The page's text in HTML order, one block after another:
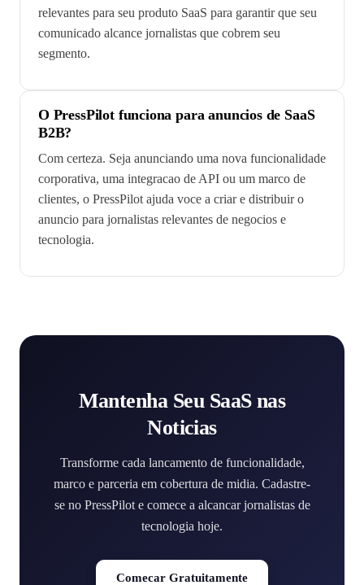
relevantes para seu produto SaaS para garantir que seu
comunicado alcance jornalistas que cobrem seu
segmento.
O PressPilot funciona para anuncios de SaaS
B2B?
Com certeza. Seja anunciando uma nova funcionalidade
corporativa, uma integracao de API ou um marco de
clientes, o PressPilot ajuda voce a criar e distribuir o
anuncio para jornalistas relevantes de negocios e
tecnologia.
Mantenha Seu SaaS nas
Noticias
Transforme cada lancamento de funcionalidade,
marco e parceria em cobertura de midia. Cadastre-
se no PressPilot e comece a alcancar jornalistas de
tecnologia hoje.
Comecar Gratuitamente